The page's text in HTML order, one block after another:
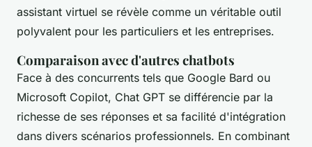
assistant virtuel se révèle comme un véritable outil
polyvalent pour les particuliers et les entreprises.
Comparaison avec d'autres chatbots
Face à des concurrents tels que Google Bard ou
Microsoft Copilot, Chat GPT se différencie par la
richesse de ses réponses et sa facilité d'intégration
dans divers scénarios professionnels. En combinant